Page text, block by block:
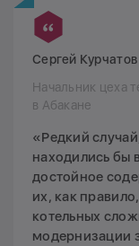
Сергей Курчатов
Начальник цеха
в Абакане
«Редкий
находились бы
достойное
их, как
котельных
модернизации